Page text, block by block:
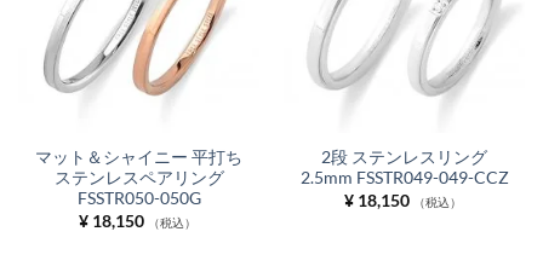
マット＆シャイニー 平打ち
ステンレスペアリング
FSSTR050-050G
¥18,150 （税込）
2段 ステンレスリング
2.5mm FSSTR049-049-CCZ
¥18,150 （税込）